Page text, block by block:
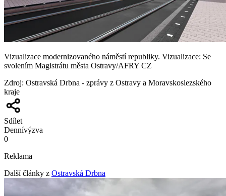
Vizualizace modernizovaného náměstí republiky. Vizualizace: Se
svolením Magistrátu města Ostravy/AFRY CZ
Zdroj: Ostravská Drbna - zprávy z Ostravy a Moravskoslezského
kraje
Sdílet
Dennívýzva
0
Reklama
Další články z Ostravská Drbna